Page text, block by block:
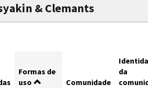
& Clemants
Formas de
uso
Comunidade
da